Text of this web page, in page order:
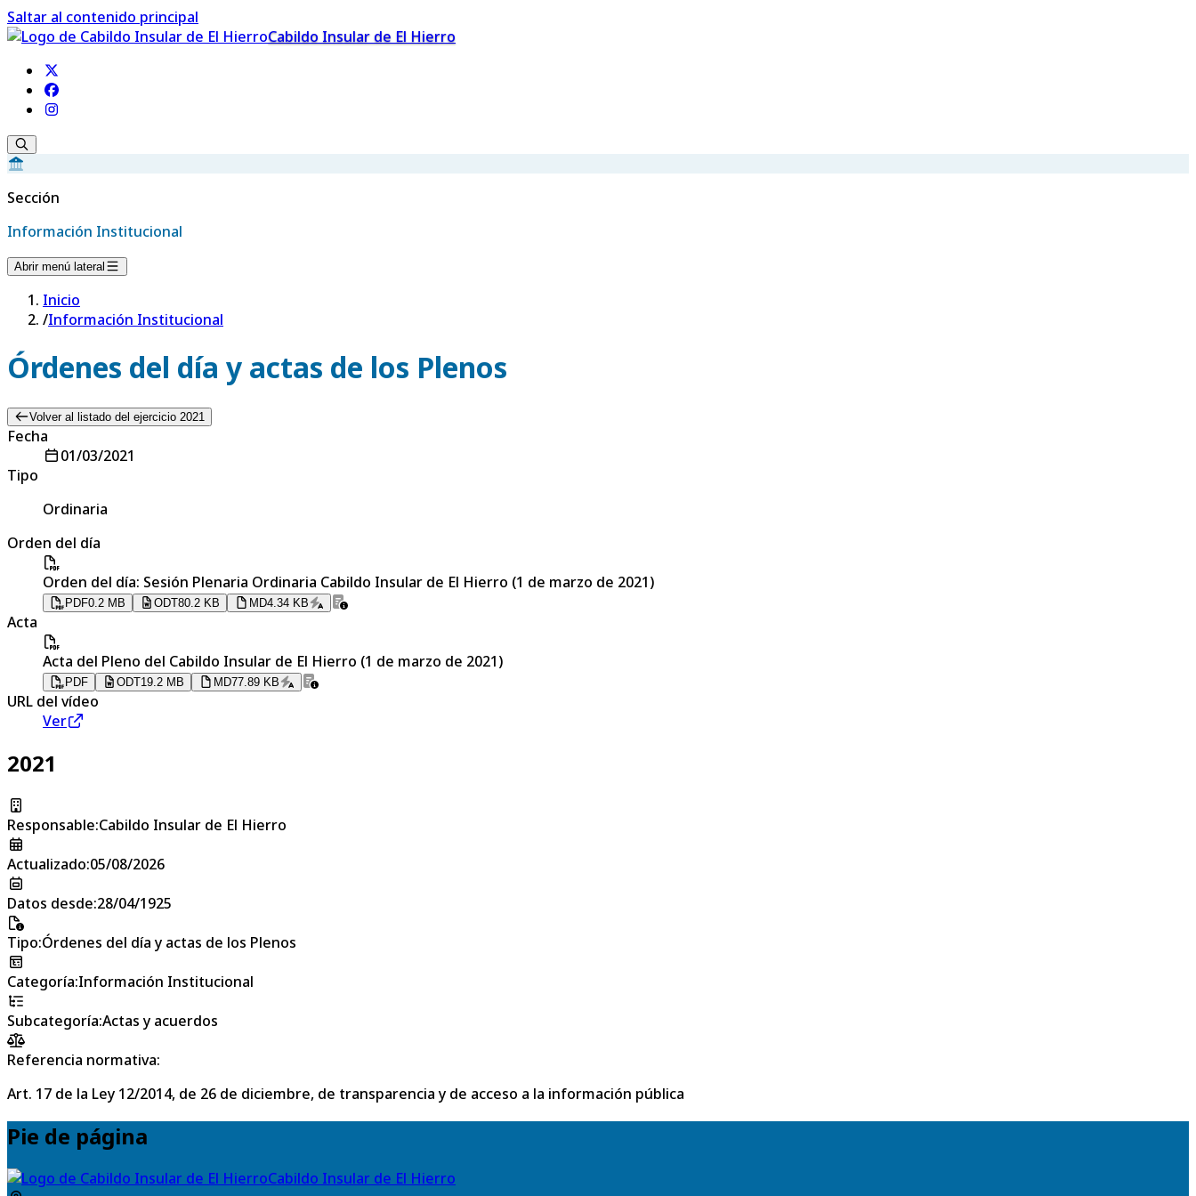
Saltar al contenido principal
Cabildo Insular de El Hierro
Sección
Información Institucional
Abrir menú lateral
Inicio
/Información Institucional
Órdenes del día y actas de los Plenos
Volver al listado del ejercicio 2021
Fecha
01/03/2021
Tipo
Ordinaria
Orden del día
Orden del día: Sesión Plenaria Ordinaria Cabildo Insular de El Hierro (1 de marzo de 2021)
PDF0.2 MB ODT80.2 KB MD4.34 KB
Acta
Acta del Pleno del Cabildo Insular de El Hierro (1 de marzo de 2021)
PDF ODT19.2 MB MD77.89 KB
URL del vídeo
Ver
2021
Responsable:Cabildo Insular de El Hierro
Actualizado:05/08/2026
Datos desde:28/04/1925
Tipo:Órdenes del día y actas de los Plenos
Categoría:Información Institucional
Subcategoría:Actas y acuerdos
Referencia normativa:
Art. 17 de la Ley 12/2014, de 26 de diciembre, de transparencia y de acceso a la información pública
Pie de página
Cabildo Insular de El Hierro